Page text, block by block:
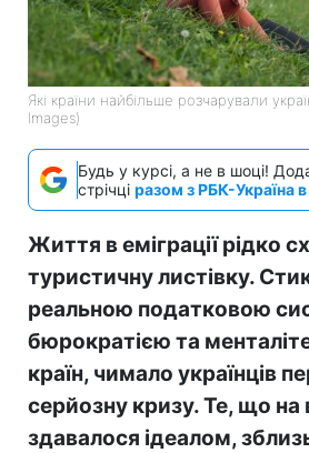
Які країни найбільше розчарували
Images)
Будь у курсі, а не в шоці!
стрічці разом з РБК-Україна
Життя в еміграції рідко
туристичну листівку.
реальною податковою
бюрократією та
країн, чимало українців
серйозну кризу. Те, що на
здавалося ідеалом,